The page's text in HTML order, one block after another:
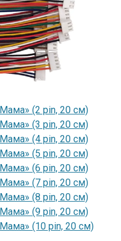
(2 pin, 20 см)
(3 pin, 20 см)
(4 pin, 20 см)
(5 pin, 20 см)
(6 pin, 20 см)
(7 pin, 20 см)
(8 pin, 20 см)
(9 pin, 20 см)
(10 pin, 20 см)